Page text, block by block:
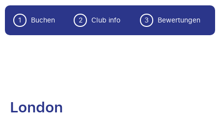
1 Buchen 2 Club info 3 Bewertungen
London